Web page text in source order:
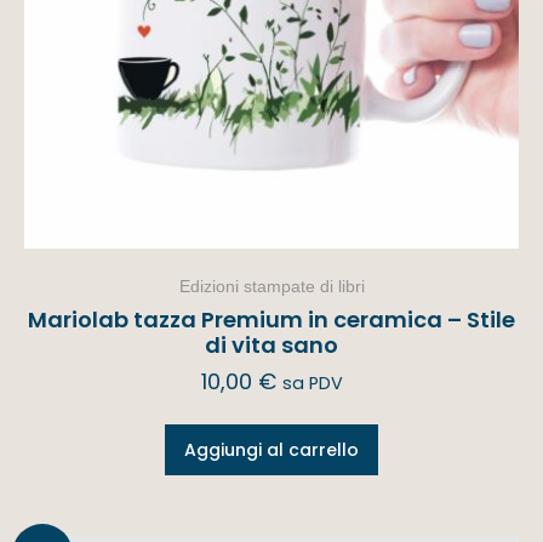
Edizioni stampate di libri
Mariolab tazza Premium in ceramica – Stile
di vita sano
10,00 € sa PDV
Aggiungi al carrello